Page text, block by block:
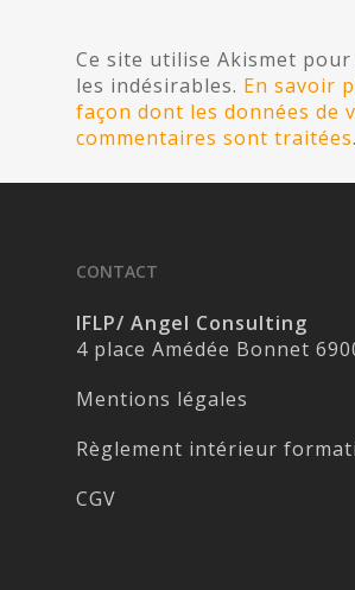
Ce site utilise Akismet
les indésirables. En savoir
façon dont les données de
commentaires sont traitées.
CONTACT
IFLP/ Angel Consulting
4 place Amédée Bonnet
Mentions légales
Règlement intérieur
CGV